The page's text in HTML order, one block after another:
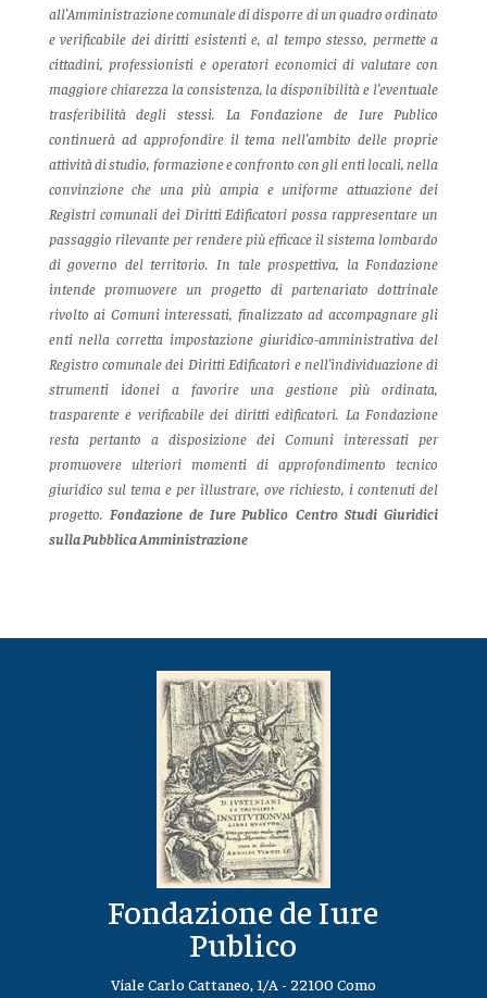
all’Amministrazione comunale di disporre di un quadro ordinato
e verificabile dei diritti esistenti e, al tempo stesso, permette a
cittadini, professionisti e operatori economici di valutare con
maggiore chiarezza la consistenza, la disponibilità e l’eventuale
trasferibilità degli stessi.
La Fondazione de Iure Publico
continuerà ad approfondire il tema nell’ambito delle proprie
attività di studio, formazione e confronto con gli enti locali, nella
convinzione che una più ampia e uniforme attuazione dei
Registri comunali dei Diritti Edificatori possa rappresentare un
passaggio rilevante per rendere più efficace il sistema lombardo
di governo del territorio. In tale prospettiva, la Fondazione
intende promuovere un progetto di partenariato dottrinale
rivolto ai Comuni interessati, finalizzato ad accompagnare gli
enti nella corretta impostazione giuridico-amministrativa del
Registro comunale dei Diritti Edificatori e nell’individuazione di
strumenti idonei a favorire una gestione più ordinata,
trasparente e verificabile dei diritti edificatori. La Fondazione
resta pertanto a disposizione dei Comuni interessati per
promuovere ulteriori momenti di approfondimento tecnico
giuridico sul tema e per illustrare, ove richiesto, i contenuti del
progetto. Fondazione de Iure Publico Centro Studi Giuridici
sulla Pubblica Amministrazione
Fondazione de Iure
Publico
Viale Carlo Cattaneo, 1/A - 22100 Como